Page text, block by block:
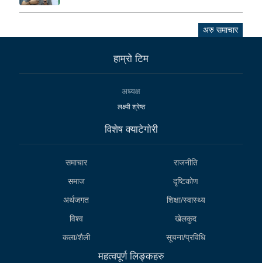
अरु समाचार
हाम्राे टिम
अध्यक्ष
लक्ष्मी श्रेष्ठ
विशेष क्याटेगाेरी
समाचार
राजनीति
समाज
दृष्टिकोण
अर्थजगत
शिक्षा/स्वास्थ्य
विश्व
खेलकुद
कला/शैली
सूचना/प्रविधि
महत्वपूर्ण लिङ्कहरु